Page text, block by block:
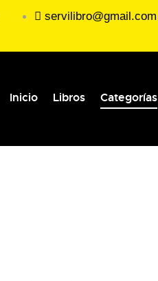
servilibro@gmail.com
Inicio Libros Categorías